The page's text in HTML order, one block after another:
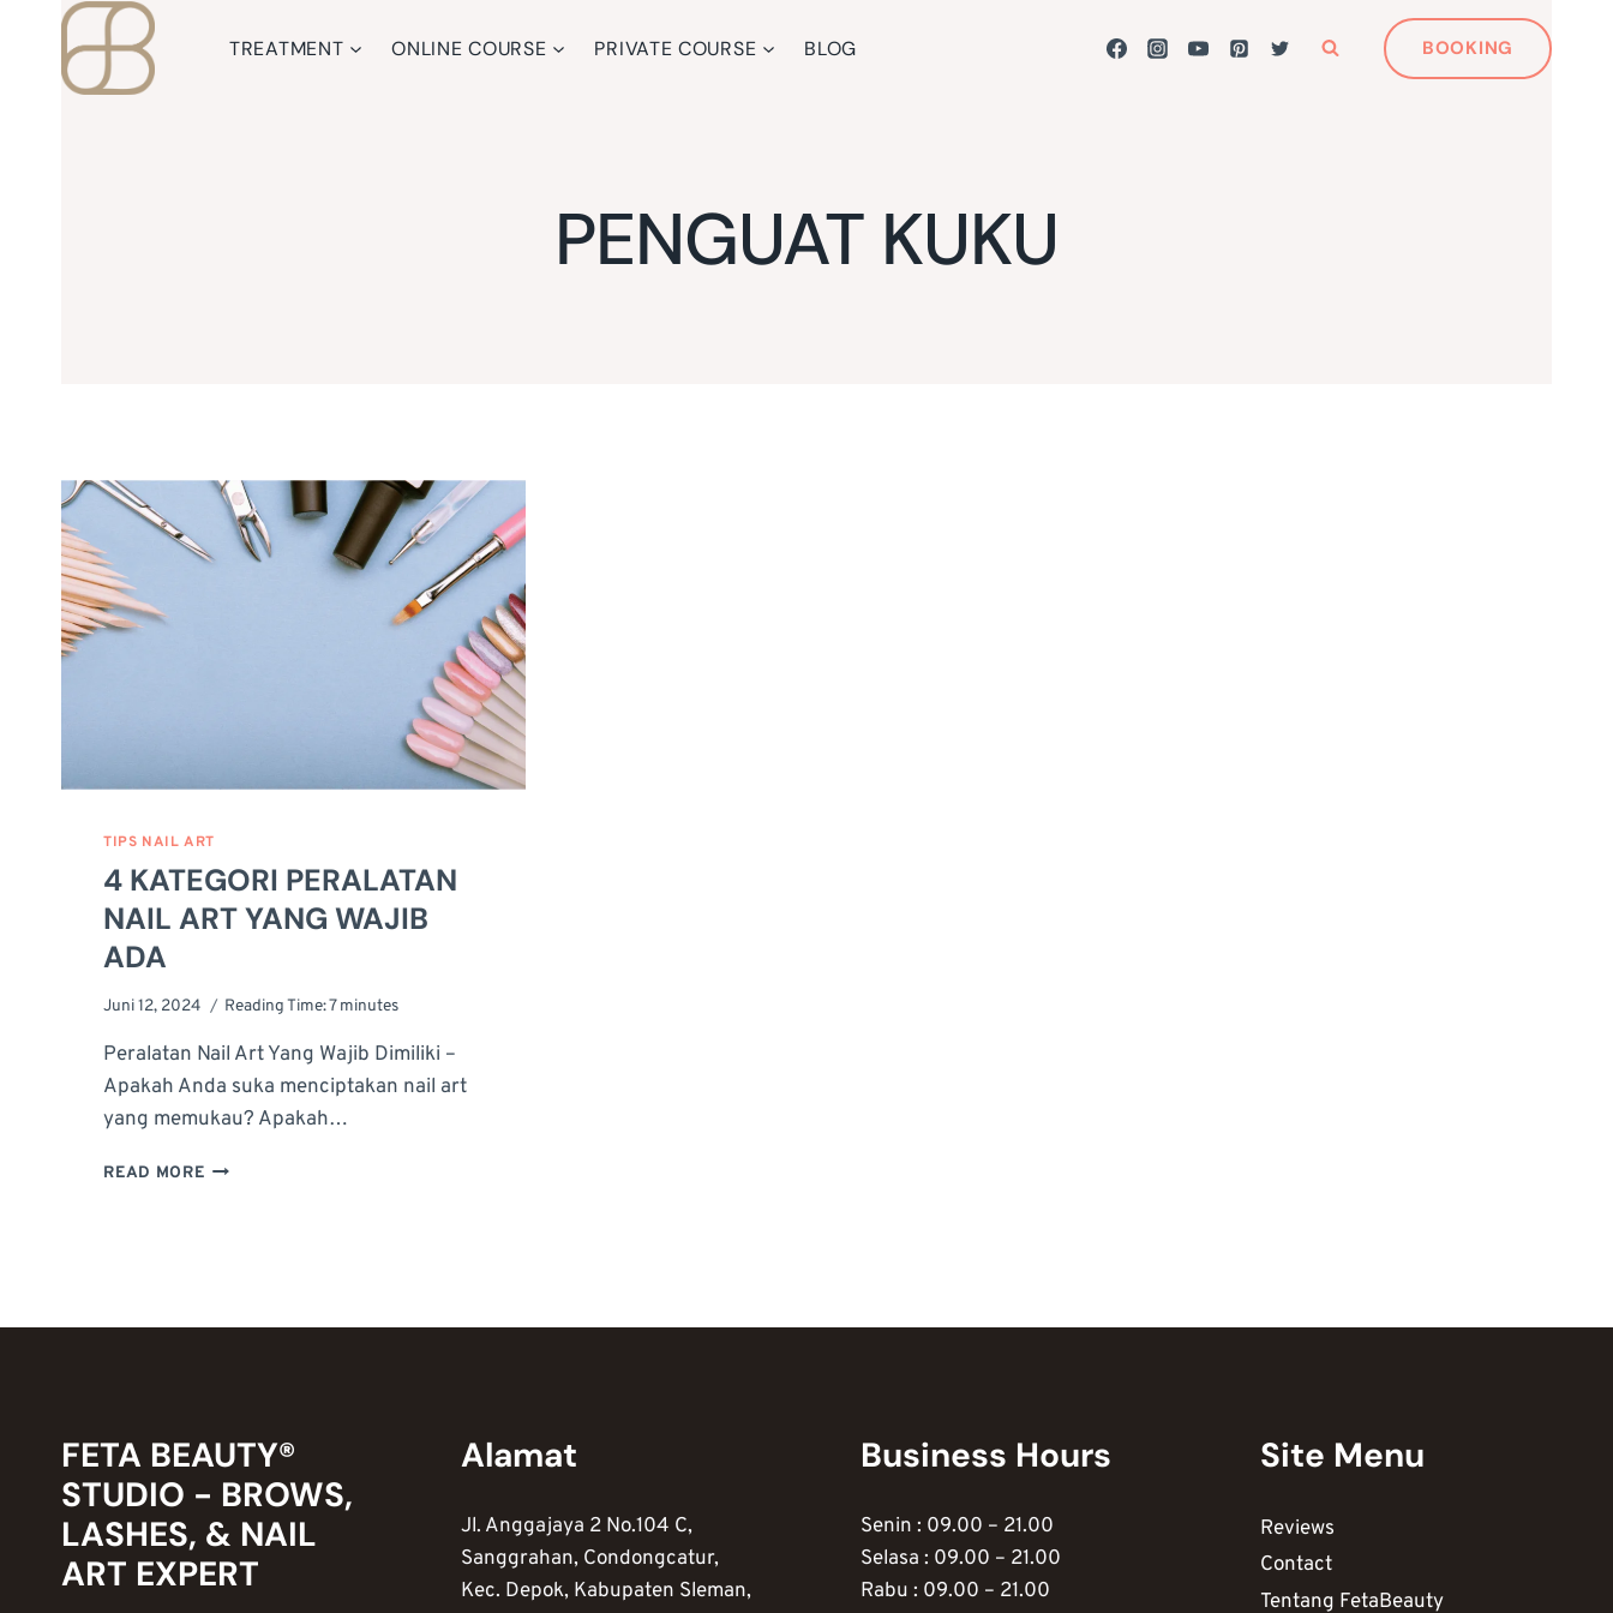
content
TREATMENT ONLINE COURSE PRIVATE COURSE BLOG BOOKING
PENGUAT KUKU
TIPS NAIL ART
4 KATEGORI PERALATAN
NAIL ART YANG WAJIB
ADA
Juni 12, 2024 Reading Time:7minutes
Peralatan Nail Art Yang Wajib Dimiliki –
Apakah Anda suka menciptakan nail art
yang memukau? Apakah…
READ MORE4
FETA BEAUTY®
STUDIO - BROWS,
LASHES, & NAIL
ART EXPERT
Alamat
Jl. Anggajaya 2 No.104 C,
Sanggrahan, Condongcatur,
Kec. Depok, Kabupaten Sleman,
Business Hours
Senin : 09.00 – 21.00
Selasa : 09.00 – 21.00
Rabu : 09.00 – 21.00
Site Menu
Reviews
Contact
Tentang FetaBeauty